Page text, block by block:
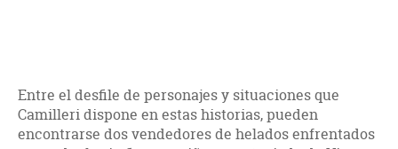
Entre el desfile de personajes y situaciones que
Camilleri dispone en estas historias, pueden
encontrarse dos vendedores de helados enfrentados